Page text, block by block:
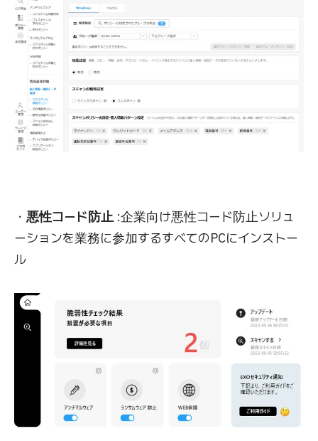
・ 悪性コード防止 :企業向け悪性コード防止ソリュ
ーションを業務に参加するすべてのPCにインストー
ル